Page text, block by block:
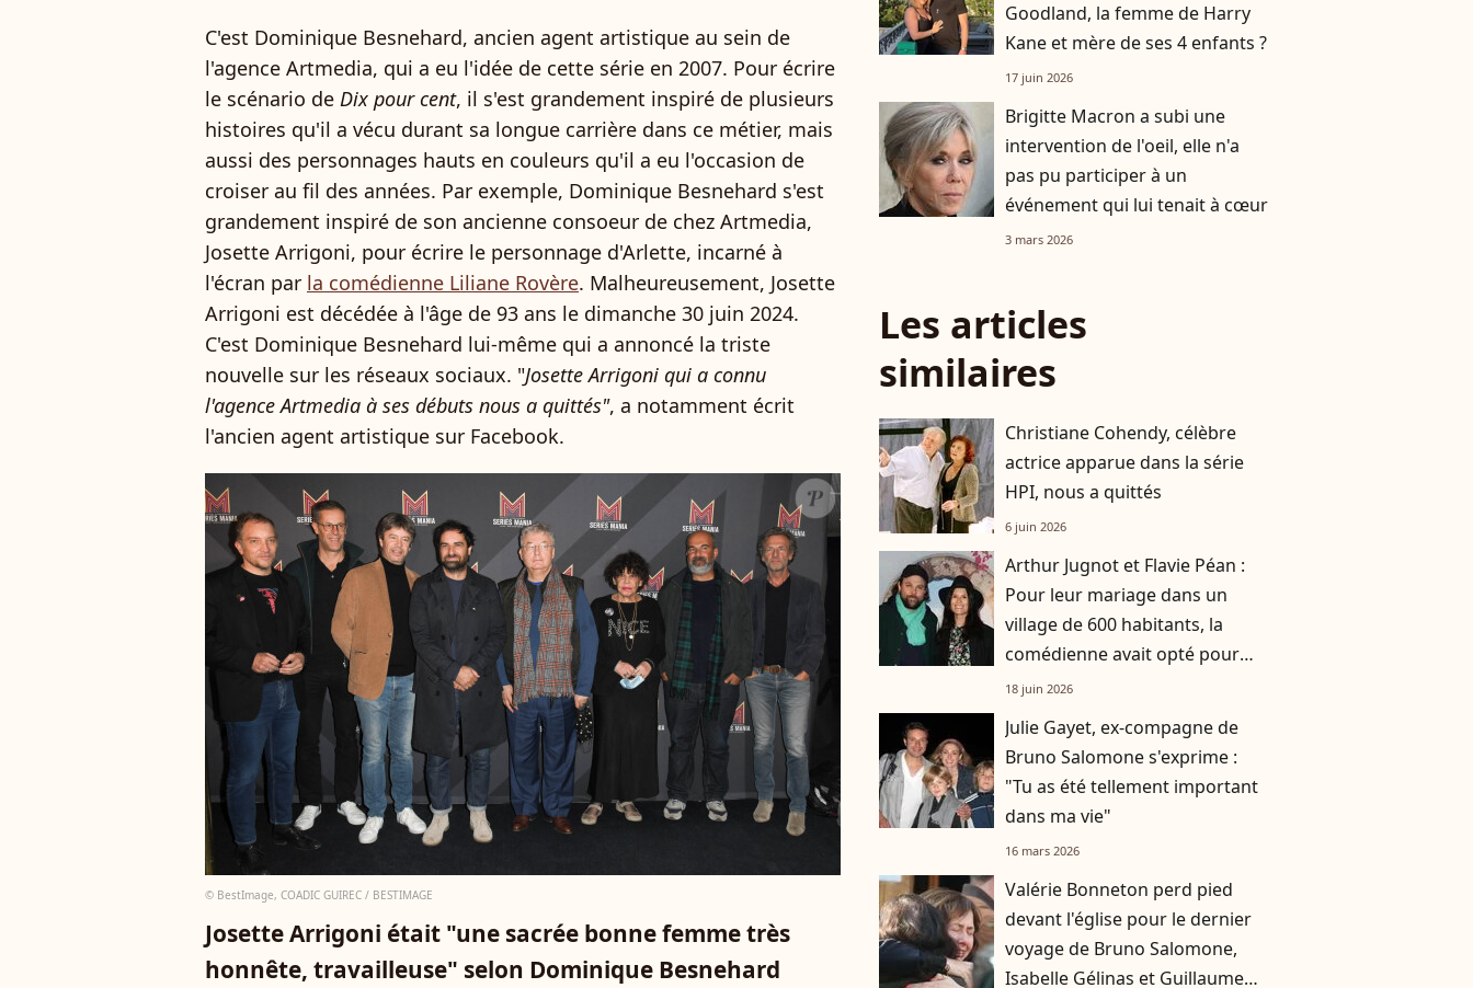
C'est Dominique Besnehard, ancien agent artistique au sein de
l'agence Artmedia, qui a eu l'idée de cette série en 2007. Pour écrire
le scénario de Dix pour cent, il s'est grandement inspiré de plusieurs
histoires qu'il a vécu durant sa longue carrière dans ce métier, mais
aussi des personnages hauts en couleurs qu'il a eu l'occasion de
croiser au fil des années. Par exemple, Dominique Besnehard s'est
grandement inspiré de son ancienne consoeur de chez Artmedia,
Josette Arrigoni, pour écrire le personnage d'Arlette, incarné à
l'écran par la comédienne Liliane Rovère. Malheureusement, Josette
Arrigoni est décédée à l'âge de 93 ans le dimanche 30 juin 2024.
C'est Dominique Besnehard lui-même qui a annoncé la triste
nouvelle sur les réseaux sociaux. "Josette Arrigoni qui a connu
l'agence Artmedia à ses débuts nous a quittés", a notamment écrit
l'ancien agent artistique sur Facebook.
© BestImage, COADIC GUIREC / BESTIMAGE
Josette Arrigoni était "une sacrée bonne femme très
honnête, travailleuse" selon Dominique Besnehard
Goodland, la femme de Harry
Kane et mère de ses 4 enfants ?
17 juin 2026
Brigitte Macron a subi une
intervention de l'oeil, elle n'a
pas pu participer à un
événement qui lui tenait à cœur
3 mars 2026
Les articles
similaires
Christiane Cohendy, célèbre
actrice apparue dans la série
HPI, nous a quittés
6 juin 2026
Arthur Jugnot et Flavie Péan :
Pour leur mariage dans un
village de 600 habitants, la
comédienne avait opté pour
une robe originale d'une
18 juin 2026
Julie Gayet, ex-compagne de
Bruno Salomone s'exprime :
"Tu as été tellement important
dans ma vie"
16 mars 2026
Valérie Bonneton perd pied
devant l'église pour le dernier
voyage de Bruno Salomone,
Isabelle Gélinas et Guillaume